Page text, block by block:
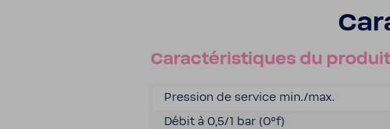
Carac­té­ris­tiques du produit
Pres­sion de service min./max.
Débit à 0,5/1 bar (0°f)